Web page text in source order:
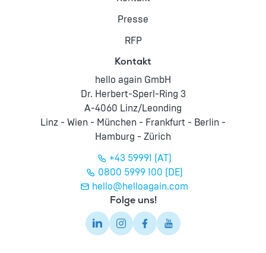
Presse
RFP
Kontakt
hello again GmbH
Dr. Herbert-Sperl-Ring 3
A-4060 Linz/Leonding
Linz - Wien - München - Frankfurt - Berlin -
Hamburg - Zürich
+43 59991 (AT)
0800 5999 100 (DE)
hello@helloagain.com
Folge uns!